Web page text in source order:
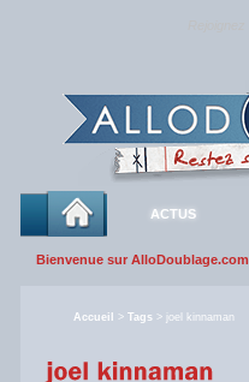
ACTUS
Bienvenue sur AlloDoublage.com
Accueil > Tags > joel kinnaman